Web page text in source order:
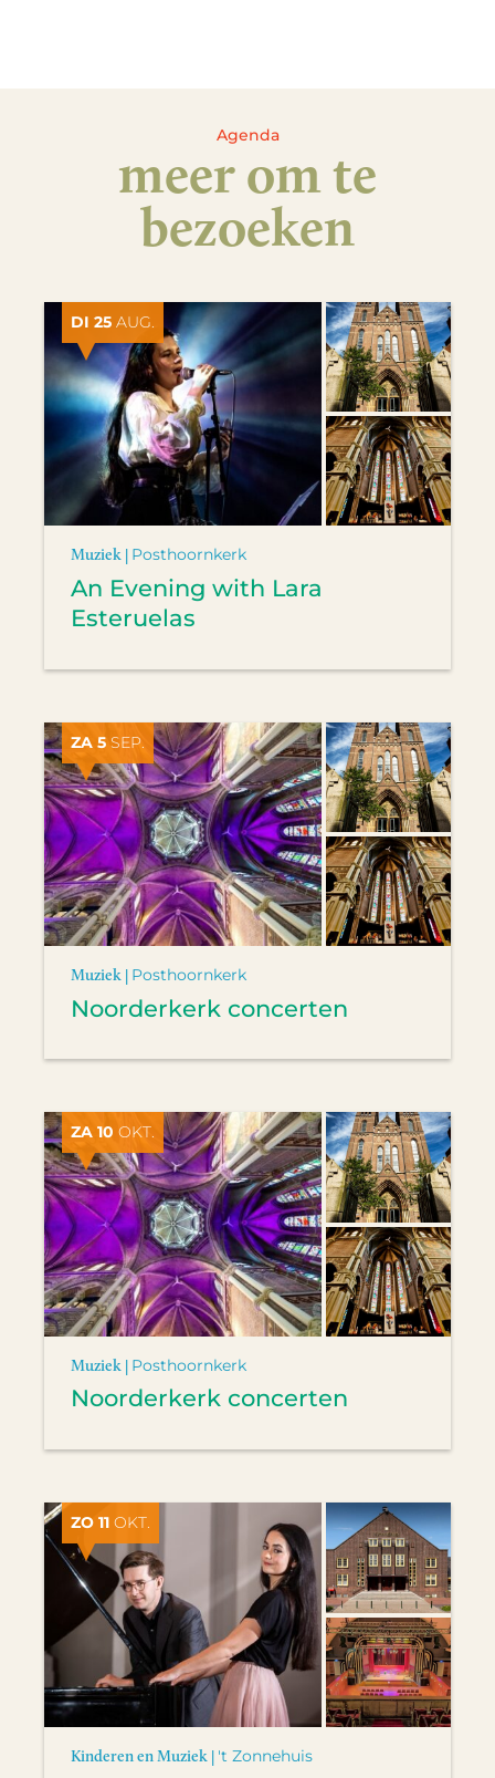
Agenda
meer om te
bezoeken
DI 25 AUG.
Muziek | Posthoornkerk
An Evening with Lara
Esteruelas
ZA 5 SEP.
Muziek | Posthoornkerk
Noorderkerk concerten
ZA 10 OKT.
Muziek | Posthoornkerk
Noorderkerk concerten
ZO 11 OKT.
Kinderen en Muziek | 't Zonnehuis